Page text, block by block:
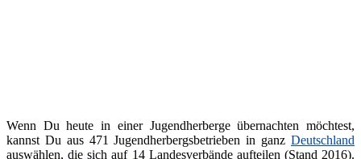
Wenn Du heute in einer Jugendherberge übernachten möchtest,
kannst Du aus 471 Jugendherbergsbetrieben in ganz Deutschland
auswählen, die sich auf 14 Landesverbände aufteilen (Stand 2016).